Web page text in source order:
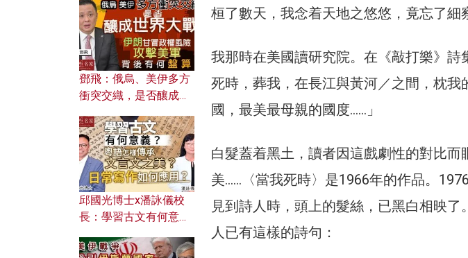
桓了數天，我念着天地之悠悠，竟忘了細
我那時在美國讀研究院。在《敲打樂》
死時，葬我，在長江與黃河／之間，枕我
國，最美最母親的國度……」
白髮蓋着黑土，讀者因這戲劇性的對比
美……〈當我死時〉是1966年的作品。
見到詩人時，頭上的髮絲，已黑白相映
人已有這樣的詩句：
何避免遭AI演算法操
控？
鄧飛：俄烏、美伊多方
衝突交織，是否釀成世
風險攻擊美軍，背後有
何盤算？
邱國光博士x潘詠儀校
長：學習古文有何意
文之美？ 日常寫作如何